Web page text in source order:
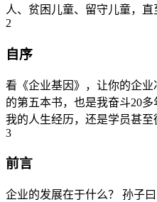
人、贫困儿童、留守儿童，
2
自序
看《企业基因》，让你的企
的第五本书，也是我奋斗20
我的人生经历，还是学员甚
3
前言
企业的发展在于什么？ 孙子